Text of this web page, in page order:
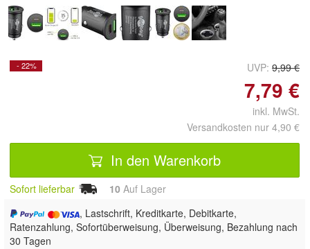
- 22% UVP: 9,99 €
7,79 €
inkl. MwSt.
Versandkosten nur 4,90 €
In den Warenkorb
Sofort lieferbar 10 Auf Lager
, Lastschrift, Kreditkarte, Debitkarte,
Ratenzahlung, Sofortüberweisung, Überweisung, Bezahlung nach
30 Tagen